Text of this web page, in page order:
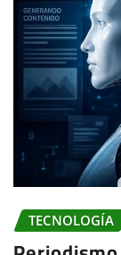
TECNOLOGÍA